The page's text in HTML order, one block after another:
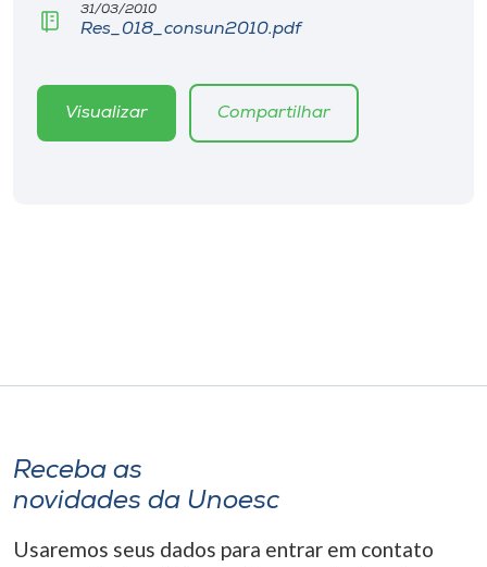
Editora
A+
31/03/2010
Res_018_consun2010.pdf
Visualizar Compartilhar
Receba as
novidades da Unoesc
Usaremos seus dados para entrar em contato